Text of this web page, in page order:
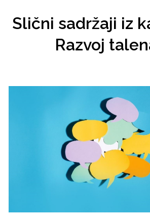
Slični sadržaji iz
Razvoj